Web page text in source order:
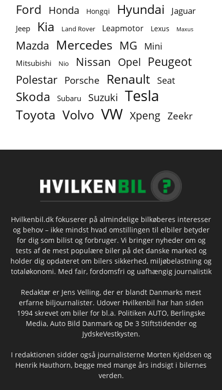
Ford Honda Hongqi Hyundai Jaguar
Jeep Kia Land Rover Leapmotor Lexus Maxus
Mazda Mercedes MG Mini
Mitsubishi Nio Nissan Opel Peugeot
Polestar Porsche Renault Seat
Skoda Subaru Suzuki Tesla
Toyota Volvo VW Xpeng Zeekr
Hvilkenbil.dk fokuserer på almindelige bilkøberes interesser
og behov – ikke mindst hvad omstillingen til elbiler betyder
for dig som bilist og forbruger. Vi bringer nyheder om og
tests af de mest populære biler på det danske marked og
holder dig opdateret om bilers sikkerhed, miljøbelastning og
totaløkonomi. Med fair, fordomsfri og uafhængig journalistik
Redaktør er Jens Velling, der er blandt Danmarks mest
erfarne biljournalister. Udover Hvilkenbil har han siden
1994 skrevet om biler for bl.a. Politiken AUTO, Berlingske
Media, Auto Bild Danmark og De 3 Stiftstidender og
JydskeVestkysten.
I redaktionen sidder også journalisterne Morten Kjeldsen og
Henrik Hauthorn, begge med mange års indsigt i bilernes
verden.